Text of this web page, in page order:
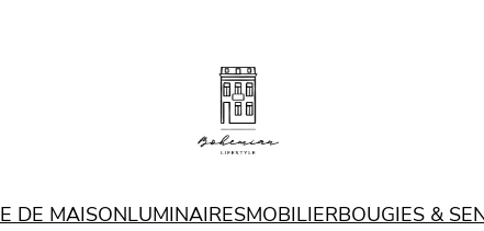
DE MAISONLUMINAIRESMOBILIERBOUGIES &